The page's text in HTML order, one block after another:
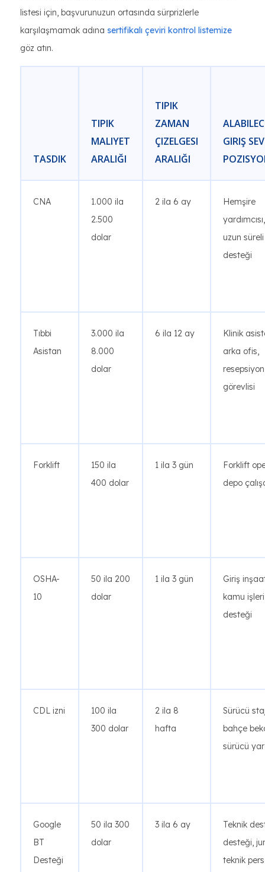
listesi için, başvurunuzun ortasında sürprizlerle
karşılaşmamak adına sertifikalı çeviri kontrol listemize
göz atın.
TASDIK
TIPIK
MALIYET
ARALIĞI
TIPIK
ZAMAN
ÇIZELGESI
ARALIĞI
GIRIŞ
CNA
1.000 ila
2.500
dolar
2 ila 6 ay
Hemşire
uzun
desteği
Tıbbi
Asistan
3.000 ila
8.000
dolar
6 ila 12 ay
Klinik
arka ofis,
resepsiyon
görevlisi
Forklift
150 ila
400 dolar
1 ila 3 gün
Forklift
depo
OSHA-
10
50 ila 200
dolar
1 ila 3 gün
Giriş
kamu işleri
desteği
CDL izni
100 ila
300 dolar
2 ila 8
hafta
Sürücü
bahçe
sürücü
Google
BT
Desteği
50 ila 300
dolar
3 ila 6 ay
Teknik
desteği,
teknik